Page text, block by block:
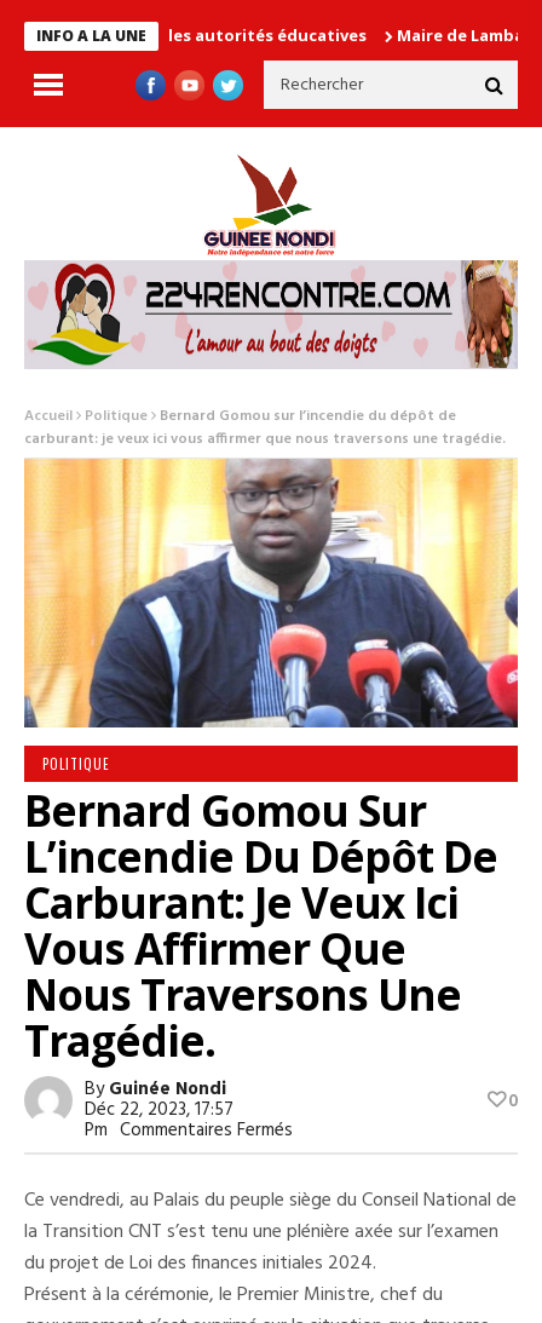
INFO A LA UNE
cause les autorités éducatives Maire de Lambanyi : Baba
Accueil Politique Bernard Gomou sur l’incendie du dépôt de
carburant: je veux ici vous affirmer que nous traversons une tragédie.
POLITIQUE
Bernard Gomou Sur
L’incendie Du Dépôt De
Carburant: Je Veux Ici
Vous Affirmer Que
Nous Traversons Une
Tragédie.
ByGuinée Nondi
Déc 22, 2023, 17:57
Pm Commentaires Fermés
Bernard
Sur
L’incendie
Du
Dépôt
De
Carburant:
Je
0
Ce vendredi, au Palais du peuple siège du Conseil National de
la Transition CNT s’est tenu une plénière axée sur l’examen
du projet de Loi des finances initiales 2024.
Présent à la cérémonie, le Premier Ministre, chef du